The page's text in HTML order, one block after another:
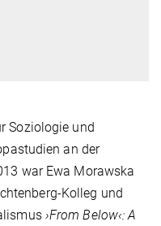
Soziologie und
an der
war Ewa Morawska
Kolleg und
›From Below‹: A